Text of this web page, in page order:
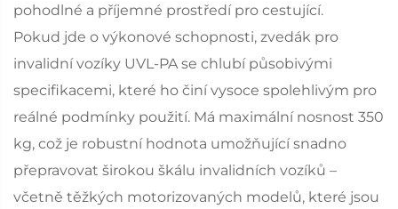
pohodlné a příjemné prostředí pro cestující.
Pokud jde o výkonové schopnosti, zvedák pro
invalidní vozíky UVL-PA se chlubí působivými
specifikacemi, které ho činí vysoce spolehlivým pro
reálné podmínky použití. Má maximální nosnost 350
kg, což je robustní hodnota umožňující snadno
přepravovat širokou škálu invalidních vozíků –
včetně těžkých motorizovaných modelů, které jsou